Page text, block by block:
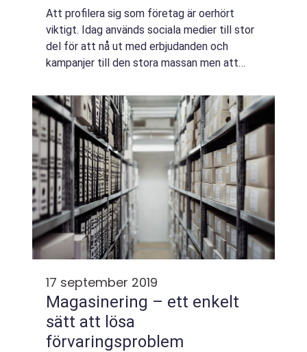
Att profilera sig som företag är oerhört
viktigt. Idag används sociala medier till stor
del för att nå ut med erbjudanden och
kampanjer till den stora massan men att
att göra människor medvetna om företag...
17 september 2019
Magasinering – ett enkelt
sätt att lösa
förvaringsproblem